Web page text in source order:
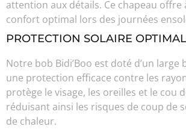
attention aux détails. Ce chapeau
confort optimal lors des journées
PROTECTION SOLAIRE
Notre bob Bidi’Boo est doté d’un
une protection efficace contre les
protège le visage, les oreilles et le cou
réduisant ainsi les risques de coup de
de chaleur.